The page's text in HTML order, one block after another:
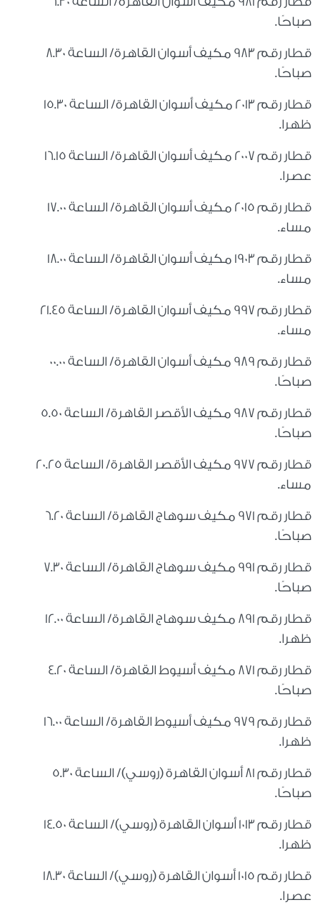
صباحًا.
قطار رقم 983 مكيف أسوان القاهرة/ الساعة 8.30
صباحًا.
قطار رقم 2013 مكيف أسوان القاهرة/ الساعة 15.30
ظهرا.
قطار رقم 2007 مكيف أسوان القاهرة/ الساعة 16.15
عصرا.
قطار رقم 2015 مكيف أسوان القاهرة/ الساعة 17.00
مساء.
قطار رقم 1903 مكيف أسوان القاهرة/ الساعة 18.00
مساء.
قطار رقم 997 مكيف أسوان القاهرة/ الساعة 21.45
مساء.
قطار رقم 989 مكيف أسوان القاهرة/ الساعة 00.00
صباحًا.
قطار رقم 987 مكيف الأقصر القاهرة/ الساعة 5.50
صباحًا.
قطار رقم 977 مكيف الأقصر القاهرة/ الساعة 20.25
مساء.
قطار رقم 971 مكيف سوهاج القاهرة/ الساعة 6.20
صباحًا.
قطار رقم 991 مكيف سوهاج القاهرة/ الساعة 7.30
صباحًا.
قطار رقم 891 مكيف سوهاج القاهرة/ الساعة 12.00
ظهرا.
قطار رقم 871 مكيف أسيوط القاهرة/ الساعة 4.20
صباحًا.
قطار رقم 979 مكيف أسيوط القاهرة/ الساعة 16.00
ظهرا.
قطار رقم 81 أسوان القاهرة (روسي)/ الساعة 5.30
صباحًا.
قطار رقم 1013 أسوان القاهرة (روسي)/ الساعة 14.50
ظهرا.
قطار رقم 1015 أسوان القاهرة (روسي)/ الساعة 18.30
عصرا.